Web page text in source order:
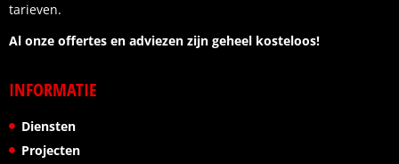
tarieven.
Al onze offertes en adviezen zijn geheel kosteloos!
INFORMATIE
Diensten
Projecten